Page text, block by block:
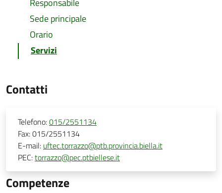
Responsabile
Sede principale
Orario
Servizi
Contatti
Telefono:015/2551134
Fax:015/2551134
E-mail: uftec.torrazzo@ptb.provincia.biella.it
PEC:torrazzo@pec.ptbiellese.it
Competenze